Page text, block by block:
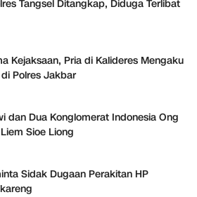
Tangsel Ditangkap, Diduga Terlibat
Kejaksaan, Pria di Kalideres Mengaku
Polres Jakbar
dan Dua Konglomerat Indonesia Ong
Sioe Liong
Sidak Dugaan Perakitan HP